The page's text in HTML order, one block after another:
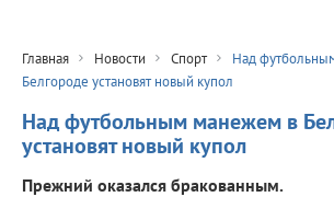
Главная Новости Спорт
Над
Белгороде установят новый купол
Над футбольным манежем в
установят новый купол
Прежний оказался бракованным.